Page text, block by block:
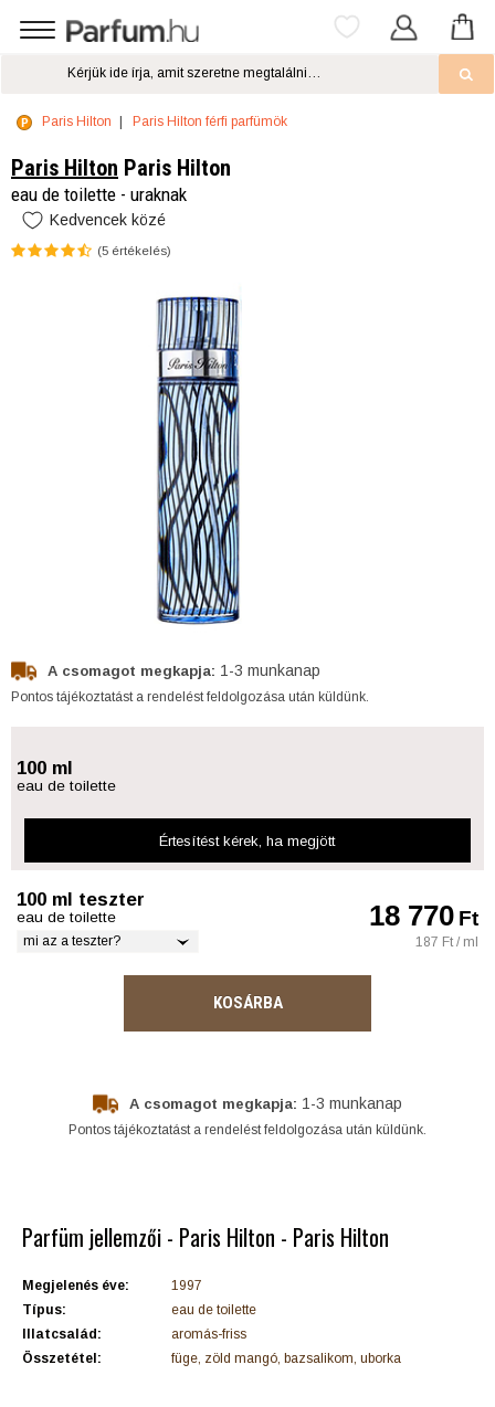
Paris Hilton Paris Hilton férfi parfümök
Paris Hilton Paris Hilton
eau de toilette - uraknak
Kedvencek közé
(5 értékelés)
A csomagot megkapja: 1-3 munkanap
Pontos tájékoztatást a rendelést feldolgozása után küldünk.
100 ml
eau de toilette
Értesítést kérek , ha megjött
100 ml teszter
eau de toilette
mi az a teszter?
18 770Ft
187 Ft / ml
KOSÁRBA
A csomagot megkapja: 1-3 munkanap
Pontos tájékoztatást a rendelést feldolgozása után küldünk.
Parfüm jellemzői - Paris Hilton - Paris Hilton
Megjelenés éve:
1997
Típus:
eau de toilette
Illatcsalád:
aromás-friss
Összetétel:
füge, zöld mangó, bazsalikom, uborka